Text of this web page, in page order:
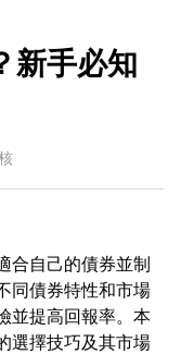
新手必知
合自己的債券並制
同債券特性和市場
並提高回報率。本
選擇技巧及其市場